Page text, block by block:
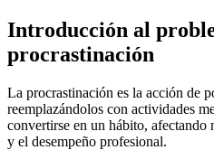
Introducción al
procrastinación
La procrastinación es la acción de
reemplazándolos con actividades
convertirse en un hábito, afectando
y el desempeño profesional.